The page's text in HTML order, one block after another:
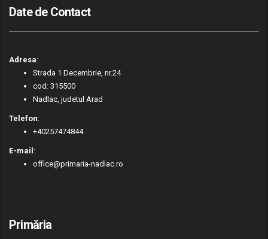
Date de Contact
Adresa:
Strada 1 Decembrie, nr.24
cod: 315500
Nadlac, judetul Arad
Telefon:
+40257474844
E-mail:
office@primaria-nadlac.ro
Primăria